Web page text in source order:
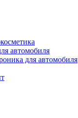
автомобиля
для автомобиля